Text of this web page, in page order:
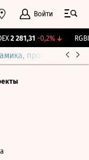
Войти
2 281,31 -0,2%↓
прогнозы